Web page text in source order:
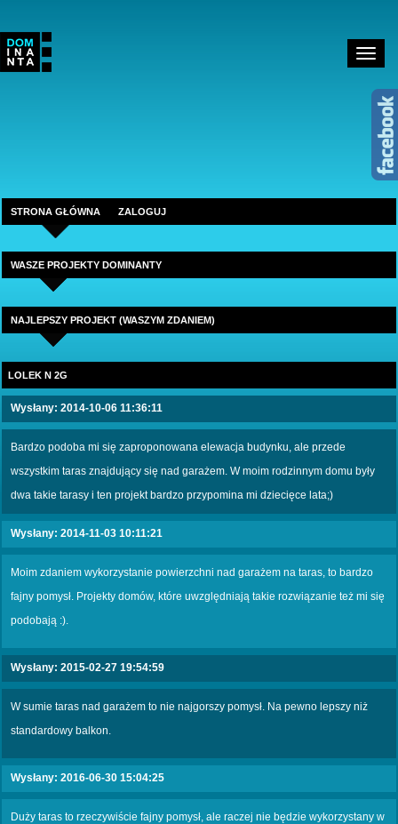
Toggle
STRONA GŁÓWNA ZALOGUJ
WASZE PROJEKTY DOMINANTY
NAJLEPSZY PROJEKT (WASZYM ZDANIEM)
LOLEK N 2G
Wysłany: 2014-10-06 11:36:11
Bardzo podoba mi się zaproponowana elewacja budynku, ale przede
wszystkim taras znajdujący się nad garażem. W moim rodzinnym domu były
dwa takie tarasy i ten projekt bardzo przypomina mi dziecięce lata;)
Wysłany: 2014-11-03 10:11:21
Moim zdaniem wykorzystanie powierzchni nad garażem na taras, to bardzo
fajny pomysł. Projekty domów, które uwzględniają takie rozwiązanie też mi się
podobają :).
Wysłany: 2015-02-27 19:54:59
W sumie taras nad garażem to nie najgorszy pomysł. Na pewno lepszy niż
standardowy balkon.
Wysłany: 2016-06-30 15:04:25
Duży taras to rzeczywiście fajny pomysł, ale raczej nie będzie wykorzystany w